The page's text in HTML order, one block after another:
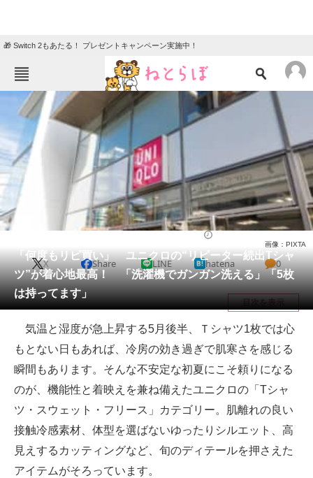
🎁 Switch 2もあたる！ プレゼントキャンペーン実施中！
ねとらぼメニュー
TOP ニュース
エンタメ クイズ
グルメ
住まい 教育・育児
動物 リサーチ
会員記事
メディア
注目記事を集めた総合ページ
ITの今と未来を見通す
スマホと通信の最新トレンド
好きが集まる 比べて選べる
「何度もリピ買い」 ユニクロの“リピーター続出Tシャ
ツ”が着心地最高！ 「洗濯機でガンガン洗える」「5枚
は持ってます」
画像：PIXTA
X Share LINE hatena 0
目次を表示
気温と湿度が急上昇する5月後半、Ｔシャツ1枚では心
もとない日もあれば、冷房の効き過ぎで肌寒さを感じる
瞬間もあります。そんな不安定な初夏にこそ頼りになる
のが、機能性と着映えを兼ね備えたユニクロの「Tシャ
ツ・スウェット・フリース」カテゴリー。肌離れの良い
接触冷感素材、体型を選ばないゆったりシルエット、高
見えするカッティングなど、旬のディテールを押さえた
アイテムがそろっています。